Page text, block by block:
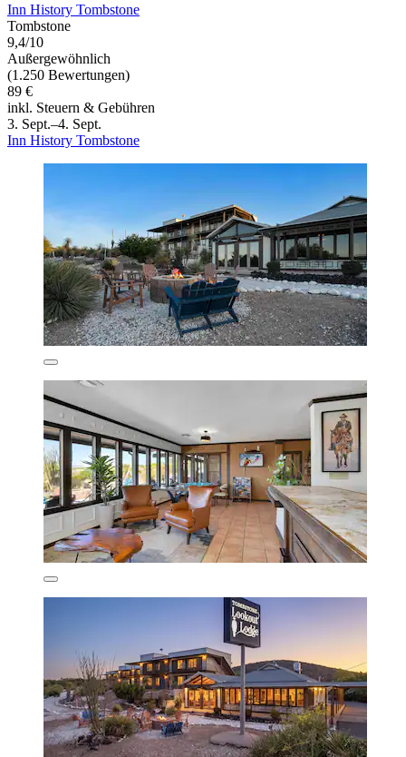
Inn History Tombstone
Tombstone
9,4/10
Außergewöhnlich
(1.250 Bewertungen)
89 €
inkl. Steuern & Gebühren
3. Sept.–4. Sept.
Inn History Tombstone